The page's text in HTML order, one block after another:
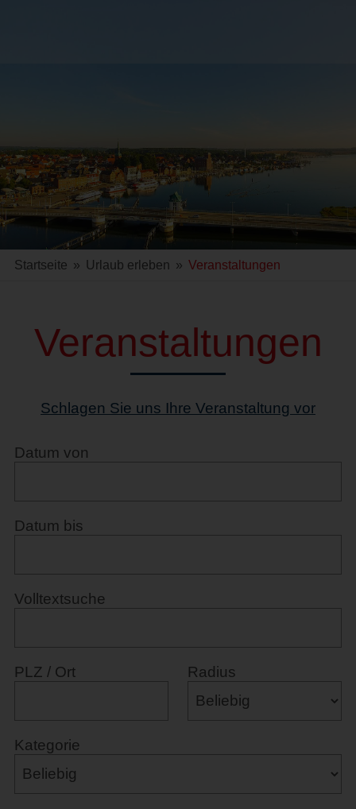
Startseite » Urlaub erleben » Veranstaltungen
Veranstaltungen
Schlagen Sie uns Ihre Veranstaltung vor
Datum von
Datum bis
Volltextsuche
PLZ / Ort Radius
Kategorie